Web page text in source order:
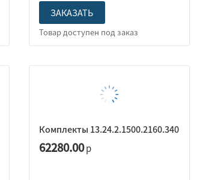
ЗАКАЗАТЬ
Комплекты 13.24.2.1500.2160.340
62280.00р